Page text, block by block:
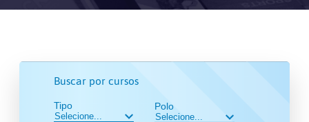
Buscar por cursos
Tipo Polo